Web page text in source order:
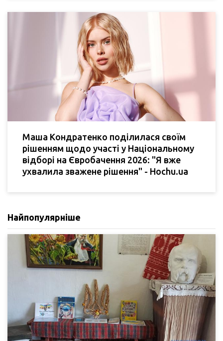
Маша Кондратенко поділилася своїм
рішенням щодо участі у Національному
відборі на Євробачення 2026: "Я вже
ухвалила зважене рішення" - Hochu.ua
Найпопулярніше